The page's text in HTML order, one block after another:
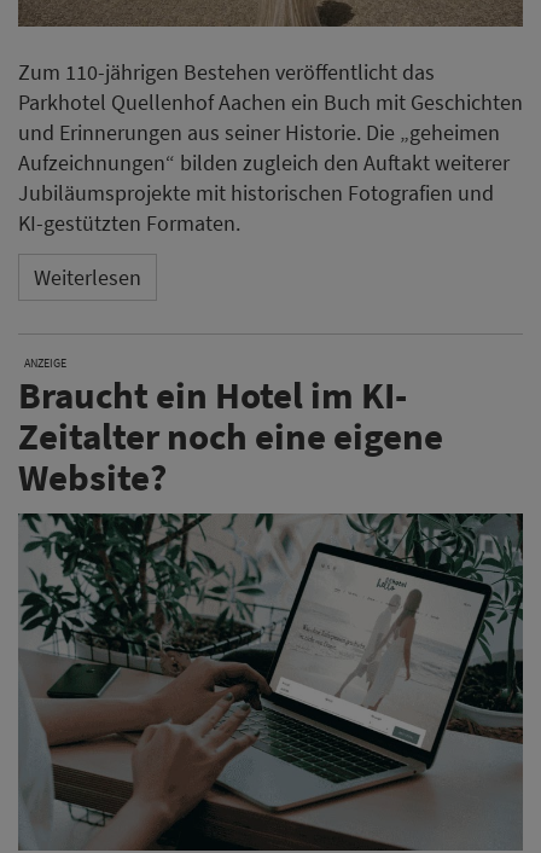
Zum 110-jährigen Bestehen veröffentlicht das
Parkhotel Quellenhof Aachen ein Buch mit Geschichten
und Erinnerungen aus seiner Historie. Die „geheimen
Aufzeichnungen“ bilden zugleich den Auftakt weiterer
Jubiläumsprojekte mit historischen Fotografien und
KI-gestützten Formaten.
Weiterlesen
ANZEIGE
Braucht ein Hotel im KI-
Zeitalter noch eine eigene
Website?